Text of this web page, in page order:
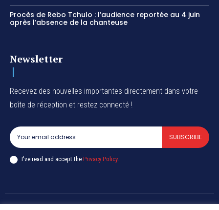
Procès de Rebo Tchulo : l’audience reportée au 4 juin
après l’absence de la chanteuse
Newsletter
Recevez des nouvelles importantes directement dans votre
boîte de réception et restez connecté !
SUBSCRIBE
I've read and accept the Privacy Policy.
Copyright © DiaspoRDC. All rights reserved